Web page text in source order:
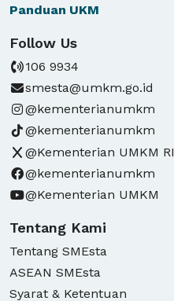
Panduan UKM
Follow Us
106 9934
smesta@umkm.go.id
@kementerianumkm
@kementerianumkm
@Kementerian UMKM RI
@kementerianumkm
@Kementerian UMKM
Tentang Kami
Tentang SMEsta
ASEAN SMEsta
Syarat & Ketentuan